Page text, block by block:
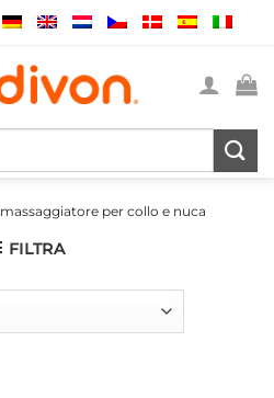
massaggiatore per collo e nuca
FILTRA